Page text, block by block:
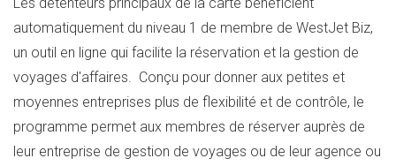
automatiquement du niveau 1 de membre de WestJet Biz,
un outil en ligne qui facilite la réservation et la gestion de
voyages d'affaires. Conçu pour donner aux petites et
moyennes entreprises plus de flexibilité et de contrôle, le
programme permet aux membres de réserver auprès de
leur entreprise de gestion de voyages ou de leur agence ou